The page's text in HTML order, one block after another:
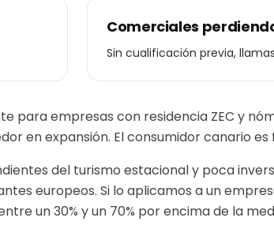
Comerciales
Sin cualificación previa,
para empresas con residencia ZEC y
en expansión. El consumidor canario
del turismo estacional y poca
europeos. Si lo aplicamos a un
un 30% y un 70% por encima de la